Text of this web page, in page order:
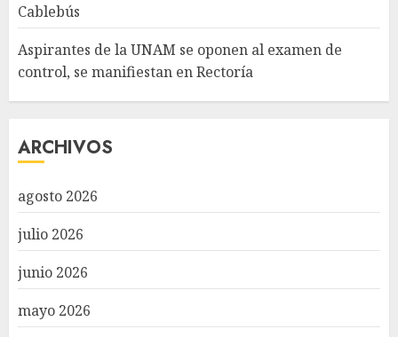
Cablebús
Aspirantes de la UNAM se oponen al examen de
control, se manifiestan en Rectoría
ARCHIVOS
agosto 2026
julio 2026
junio 2026
mayo 2026